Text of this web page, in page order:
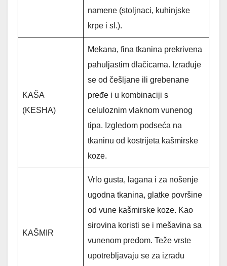
namene (stoljnaci, kuhinjske
krpe i sl.).
KAŠA
(KESHA)
Mekana, fina tkanina prekrivena
pahuljastim dlačicama. Izrađuje
se od češljane ili grebenane
pređe i u kombinaciji s
celuloznim vlaknom vunenog
tipa. Izgledom podseća na
tkaninu od kostrijeta kašmirske
koze.
KAŠMIR
Vrlo gusta, lagana i za nošenje
ugodna tkanina, glatke površine
od vune kašmirske koze. Kao
sirovina koristi se i mešavina sa
vunenom pređom. Teže vrste
upotrebljavaju se za izradu